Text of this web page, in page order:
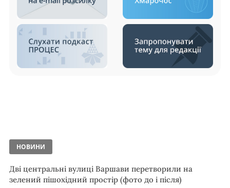
НОВИНИ
Дві центральні вулиці Варшави перетворили на
зелений пішохідний простір (фото до і після)